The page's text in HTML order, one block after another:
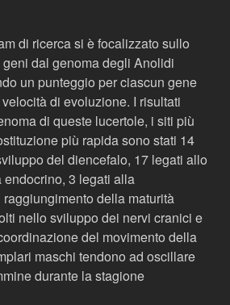
di ricerca si è focalizzato sullo
dal genoma degli Anolidi
un punteggio per ciascun gene
di evoluzione. I risultati
di queste lucertole, i siti più
più rapida sono stati 14
del diencefalo, 17 legati allo
3 legati alla
della maturità
nello sviluppo dei nervi cranici e
del movimento della
maschi tendono ad oscillare
durante la stagione